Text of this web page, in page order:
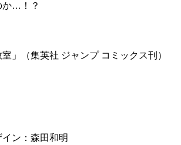
か…！？
」（集英社 ジャンプ コミックス刊）
ン：森田和明